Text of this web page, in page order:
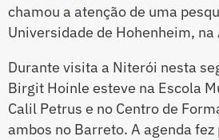
chamou a atenção de uma
Universidade de Hohenheim, na
Durante visita a Niterói nesta
Birgit Hoinle esteve na Escola
Calil Petrus e no Centro de
ambos no Barreto. A agenda fez